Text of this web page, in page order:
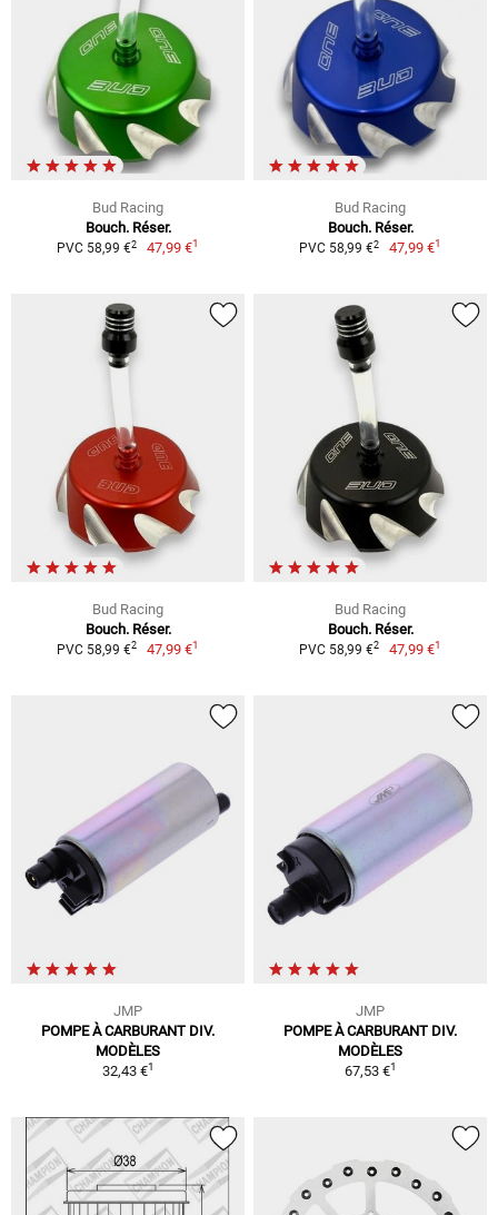
Bud Racing
Bouch. Réser.
PVC 58,99 €2 47,99 €1
Bud Racing
Bouch. Réser.
PVC 58,99 €2 47,99 €1
Bud Racing
Bouch. Réser.
PVC 58,99 €2 47,99 €1
Bud Racing
Bouch. Réser.
PVC 58,99 €2 47,99 €1
JMP
POMPE À CARBURANT DIV.
MODÈLES
32,43 €1
JMP
POMPE À CARBURANT DIV.
MODÈLES
67,53 €1